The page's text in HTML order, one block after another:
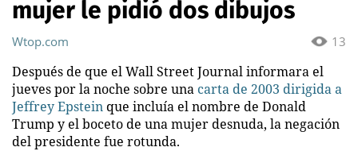
mujer le pidió dos dibujos
13
Wtop.com
Después de que el Wall Street Journal informara el
jueves por la noche sobre una carta de 2003 dirigida a
Jeffrey Epsteinque incluía el nombre de Donald
Trump y el boceto de una mujer desnuda, la negación
del presidente fue rotunda.